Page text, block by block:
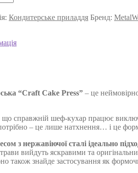
₴
Кондитерське приладдя Бренд:
“Craft Cake Press” – це
що справжній шеф-кухар працює
– це лише натхнення… і це
з нержавіючої сталі ідеально
вийдуть яскравими та
також знайде застосування як